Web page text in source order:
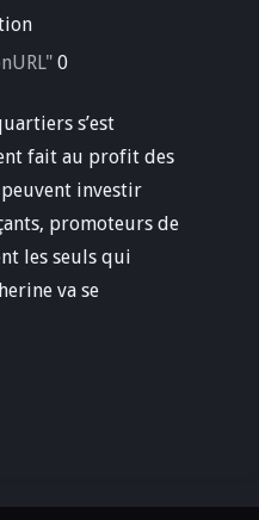
0
s’est
fait au profit des
investir
promoteurs de
les seuls qui
va se